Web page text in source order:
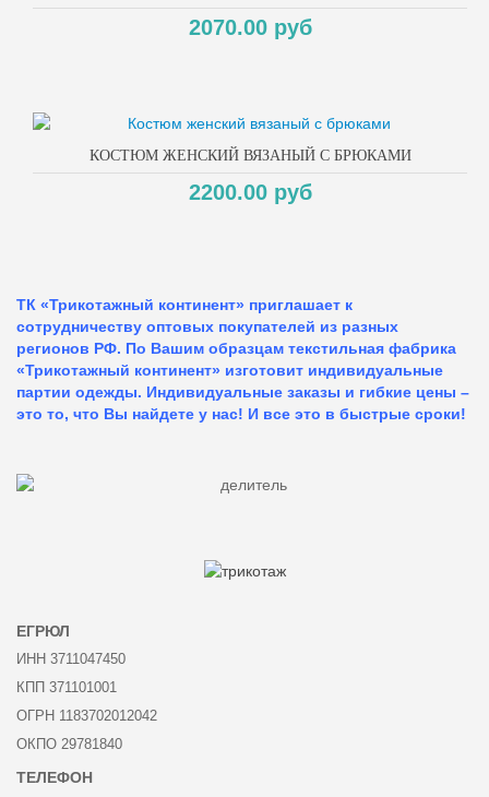
2070.00 руб
КОСТЮМ ЖЕНСКИЙ ВЯЗАНЫЙ С БРЮКАМИ
2200.00 руб
ТК «Трикотажный континент» приглашает к
сотрудничеству оптовых покупателей из разных
регионов РФ. По Вашим образцам текстильная фабрика
«Трикотажный континент» изготовит индивидуальные
партии одежды. Индивидуальные заказы и гибкие цены –
это то, что Вы найдете у нас! И все это в быстрые сроки!
ЕГРЮЛ
ИНН 3711047450
КПП 371101001
ОГРН 1183702012042
ОКПО 29781840
ТЕЛЕФОН